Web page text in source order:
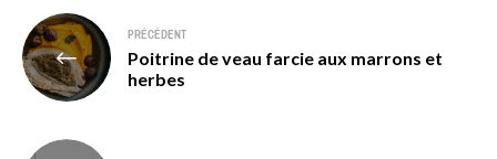
Navigation
de
l’article
PRÉCÉDENT
Poitrine de veau farcie aux marrons et
herbes